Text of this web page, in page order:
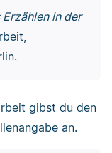
in der
gibst du den
an.